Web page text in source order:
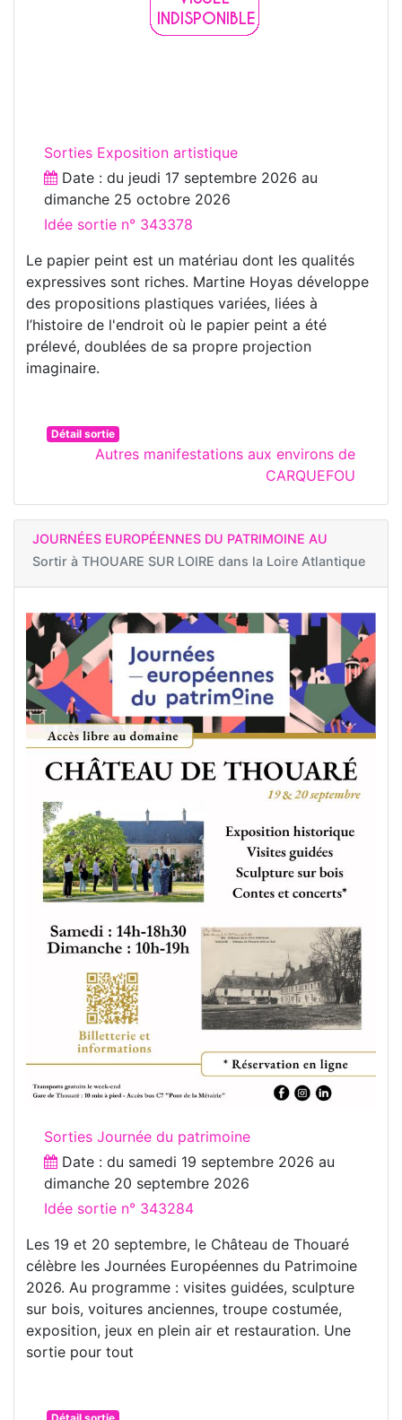
Sorties Exposition artistique
Date : du jeudi 17 septembre 2026 au
dimanche 25 octobre 2026
Idée sortie n° 343378
Le papier peint est un matériau dont les qualités
expressives sont riches. Martine Hoyas développe
des propositions plastiques variées, liées à
l’histoire de l'endroit où le papier peint a été
prélevé, doublées de sa propre projection
imaginaire.
Détail sortie
Autres manifestations aux environs de
CARQUEFOU
JOURNÉES EUROPÉENNES DU PATRIMOINE AU
Sortir à THOUARE SUR LOIRE dans la Loire Atlantique
Sorties Journée du patrimoine
Date : du samedi 19 septembre 2026 au
dimanche 20 septembre 2026
Idée sortie n° 343284
Les 19 et 20 septembre, le Château de Thouaré
célèbre les Journées Européennes du Patrimoine
2026. Au programme : visites guidées, sculpture
sur bois, voitures anciennes, troupe costumée,
exposition, jeux en plein air et restauration. Une
sortie pour tout